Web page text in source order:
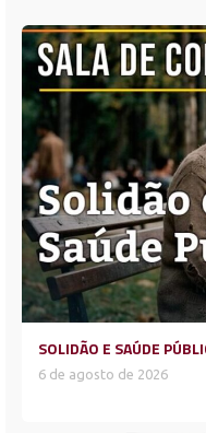
SOLIDÃO E SAÚDE
6 de agosto de 2026